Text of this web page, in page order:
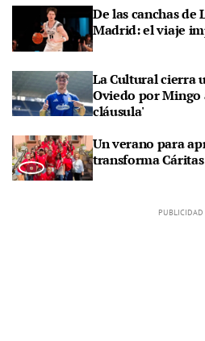
De las canchas de
Madrid: el viaje
La Cultural cierra
Oviedo por
cláusula'
Un verano para
transforma